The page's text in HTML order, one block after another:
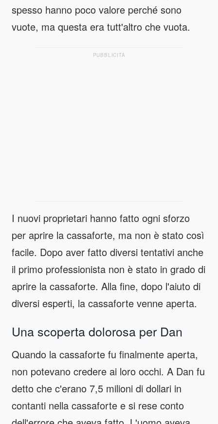
spesso hanno poco valore perché sono
vuote, ma questa era tutt'altro che vuota.
PUBBLICITÀ
I nuovi proprietari hanno fatto ogni sforzo
per aprire la cassaforte, ma non è stato così
facile. Dopo aver fatto diversi tentativi anche
il primo professionista non è stato in grado di
aprire la cassaforte. Alla fine, dopo l'aiuto di
diversi esperti, la cassaforte venne aperta.
Una scoperta dolorosa per Dan
Quando la cassaforte fu finalmente aperta,
non potevano credere ai loro occhi. A Dan fu
detto che c'erano 7,5 milioni di dollari in
contanti nella cassaforte e si rese conto